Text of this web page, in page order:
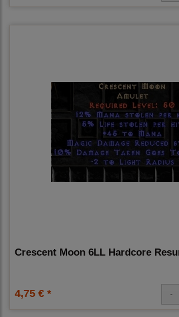
Crescent Moon 6LL Hardcore
4,75 € *